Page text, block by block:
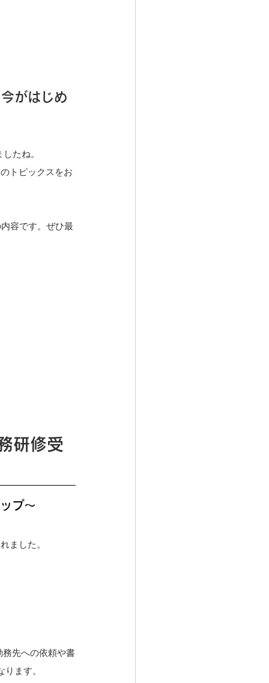
がはじめ
たね。
トピックスをお
容です。ぜひ最
研修受
プ～
ました。
先への依頼や書
ます。